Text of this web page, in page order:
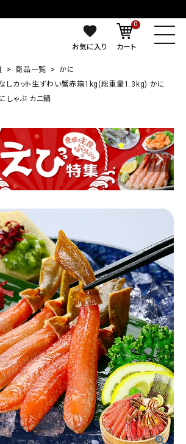
お気に入り
0
カート
商品一覧
かに
しカット生ずわい蟹赤箱1kg(総重量1.3kg) かに
しゃぶ カニ鍋